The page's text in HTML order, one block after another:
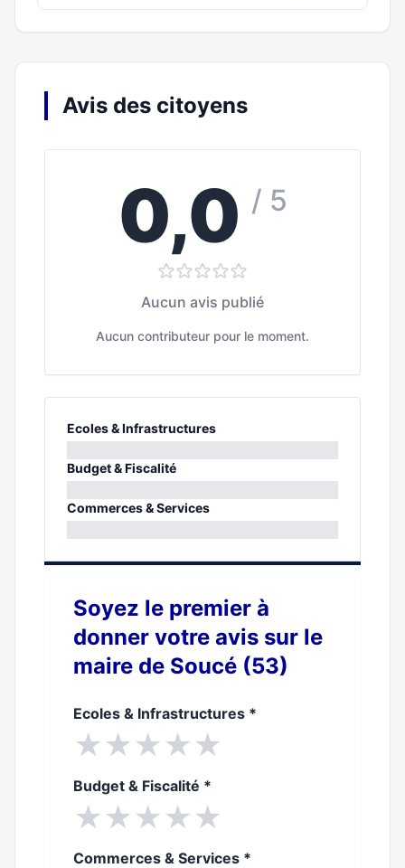
Avis des citoyens
0,0 / 5
Aucun avis publié
Aucun contributeur pour le moment.
Ecoles & Infrastructures
0%
Budget & Fiscalité
0%
Commerces & Services
Soyez le premier à
donner votre avis sur le
maire de Soucé (53)
Ecoles & Infrastructures *
★★★★★
Budget & Fiscalité *
★★★★★
Commerces & Services *